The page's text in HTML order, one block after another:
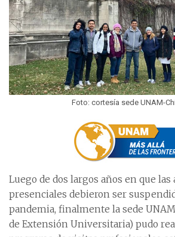
Foto: cortesía sede UNAM-
Luego de dos largos años en que las
presenciales debieron ser
pandemia, finalmente la sede
de Extensión Universitaria) pudo